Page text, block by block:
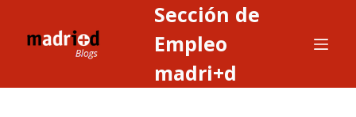
Sección de
Empleo
madri+d